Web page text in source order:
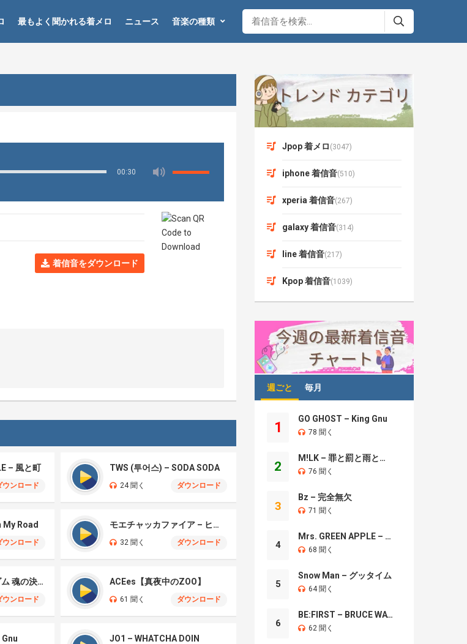
最もよく聞かれる着メロ ニュース 音楽の種類
00:30
着信音をダウンロード
– 風と町
ウンロード
TWS (투어스) – SODA SODA
24 聞く ダウンロード
Road
ウンロード
モエチャッカファイア – ヒューゴ、狛野真斗、ライト、セヴェリアン (Cover )
32 聞く ダウンロード
米津玄師, キングダム 魂の決戦 – 公開記念PV
ウンロード
ACEes【真夜中のZOO】
61 聞く ダウンロード
JO1 – WHATCHA DOIN
Jpop 着メロ (3047)
iphone 着信音(510)
xperia 着信音(267)
galaxy 着信音(314)
line 着信音(217)
Kpop 着信音(1039)
週ごと 毎月
1
GO GHOST – King Gnu
78 聞く
2
M!LK – 罪と罰と雨とキス
76 聞く
3
Bz – 完全無欠
71 聞く
4
Mrs. GREEN APPLE – Brand New
68 聞く
5
Snow Man – グッタイム
64 聞く
6
BE:FIRST – BRUCE WAYNE
62 聞く